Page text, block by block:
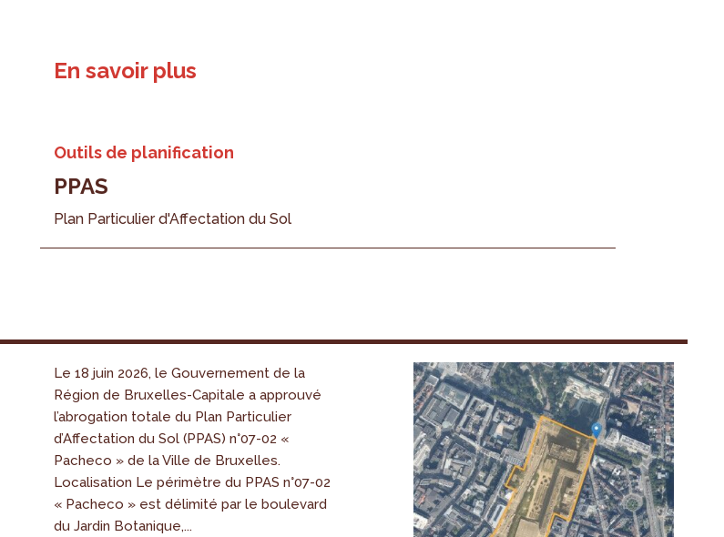
En savoir plus
Outils de planification
PPAS
Plan Particulier d'Affectation du Sol
Le 18 juin 2026, le Gouvernement de la
Région de Bruxelles-Capitale a approuvé
l’abrogation totale du Plan Particulier
d’Affectation du Sol (PPAS) n°07-02 «
Pacheco » de la Ville de Bruxelles.
Localisation Le périmètre du PPAS n°07-02
« Pacheco » est délimité par le boulevard
du Jardin Botanique,...